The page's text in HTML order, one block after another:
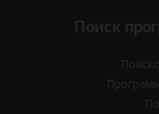
Поиск